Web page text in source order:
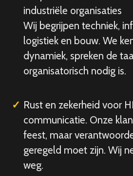
industriële organisaties
Wij begrijpen techniek,
logistiek en bouw. We
dynamiek, spreken de
organisatorisch nodig is.
Rust en zekerheid voor
communicatie. Onze
feest, maar
geregeld moet zijn. Wij
weg.